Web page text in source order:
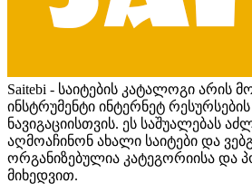
Saitebi - საიტების კატალოგი არის
ინსტრუმენტი ინტერნეტ
ნავიგაციისთვის. ეს საშუალებას
აღმოაჩინონ ახალი საიტები და
ორგანიზებულია კატეგორიისა და
მიხედვით.